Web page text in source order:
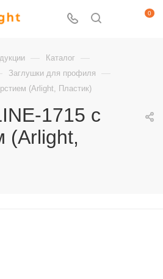
0
— Каталог —
Заглушки для профиля —
(Arlight, Пластик)
1715 с
(Arlight,